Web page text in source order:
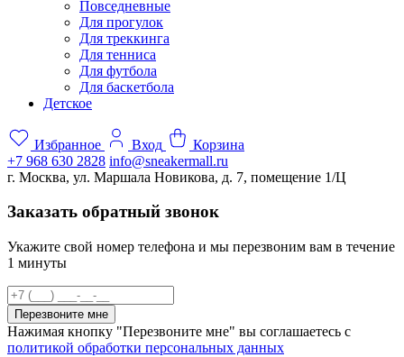
Повседневные
Для прогулок
Для треккинга
Для тенниса
Для футбола
Для баскетбола
Детское
Избранное Вход
Корзина
+7 968 630 2828 info@sneakermall.ru
г. Москва, ул. Маршала Новикова, д. 7, помещение 1/Ц
Заказать обратный звонок
Укажите свой номер телефона и мы перезвоним вам в течение
1 минуты
Перезвоните мне
Нажимая кнопку "Перезвоните мне" вы соглашаетесь с
политикой обработки персональных данных